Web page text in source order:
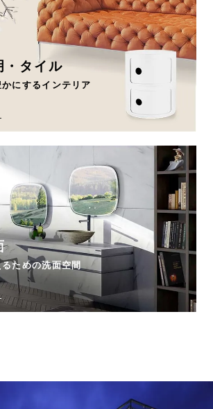
もり ショールームを探す
・タイル
にするインテリア
ための洗面空間